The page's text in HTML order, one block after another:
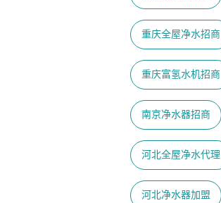
重庆全屋净水招商
重庆富氢水机招商
南京净水器招商
河北全屋净水代理
河北净水器加盟